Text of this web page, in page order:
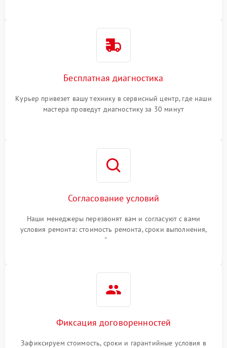
Бесплатная диагностика
Курьер привезет вашу технику в сервисный центр, где наши
мастера проведут диагностику за 30 минут
Согласование условий
Наши менеджеры перезвонят вам и согласуют с вами
условия ремонта: стоимость ремонта, сроки выполнения,
гарантийные условия
Фиксация договоренностей
Зафиксируем стоимость, сроки и гарантийные условия в